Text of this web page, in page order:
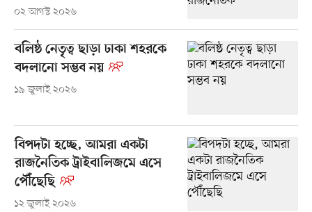
০২ আগস্ট ২০২৬
বলিষ্ঠ নেতৃত্ব ছাড়া ঢাকা শহরকে
বদলানো সম্ভব নয়
১৯ জুলাই ২০২৬
বিপদটা হচ্ছে, আমরা একটা
রাজনৈতিক ট্রাইবালিজমে এসে
পৌঁছেছি
১২ জুলাই ২০২৬